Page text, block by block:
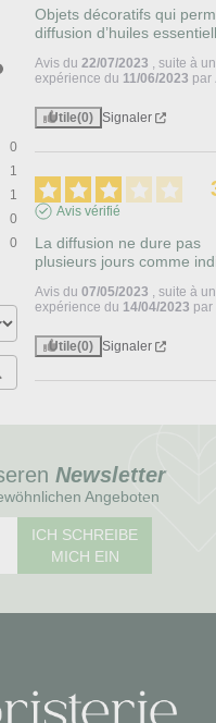
0
1
1
0
0
Objets décoratifs qui
diffusion d’huiles
Avis du22/07/2023 , suite à
expérience du 11/06/2023 par
Utile(0) Signaler
Avis vérifié
La diffusion ne dure pas
plusieurs jours comme
Avis du07/05/2023 , suite à
expérience du 14/04/2023 par
Utile(0) Signaler
Newsletter
Angeboten
ICH SCHREIBE
MICH EIN